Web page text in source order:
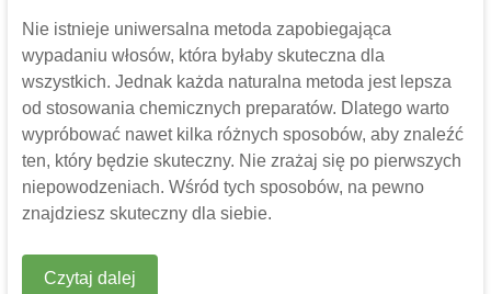
Nie istnieje uniwersalna metoda zapobiegająca
wypadaniu włosów, która byłaby skuteczna dla
wszystkich. Jednak każda naturalna metoda jest lepsza
od stosowania chemicznych preparatów. Dlatego warto
wypróbować nawet kilka różnych sposobów, aby znaleźć
ten, który będzie skuteczny. Nie zrażaj się po pierwszych
niepowodzeniach. Wśród tych sposobów, na pewno
znajdziesz skuteczny dla siebie.
Czytaj dalej